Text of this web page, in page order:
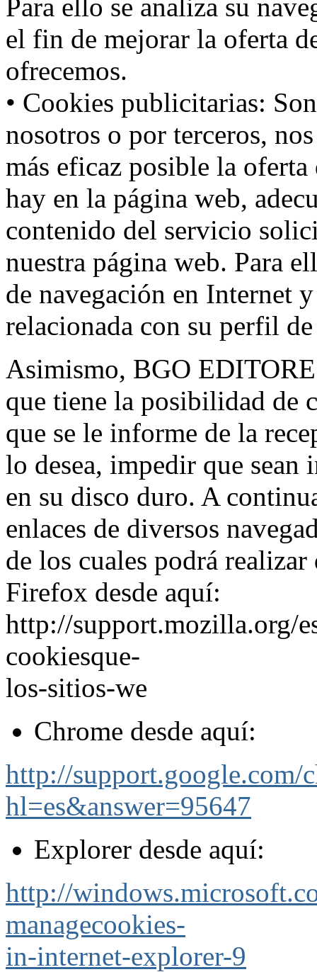
Para ello se analiza su
el fin de mejorar la oferta
ofrecemos.
• Cookies publicitarias:
nosotros o por terceros,
más eficaz posible la
hay en la página web,
contenido del servicio
nuestra página web. Para
de navegación en Internet
relacionada con su perfil
Asimismo, BGO
que tiene la posibilidad de
que se le informe de la
lo desea, impedir que sean
en su disco duro. A
enlaces de diversos
de los cuales podrá
Firefox desde aquí:
http://support.mozilla.org/
cookiesque-
los-sitios-we
Chrome desde aquí:
http://support.google.com/
hl=es&answer=95647
Explorer desde aquí:
http://
managecookies-
in-internet-explorer-9